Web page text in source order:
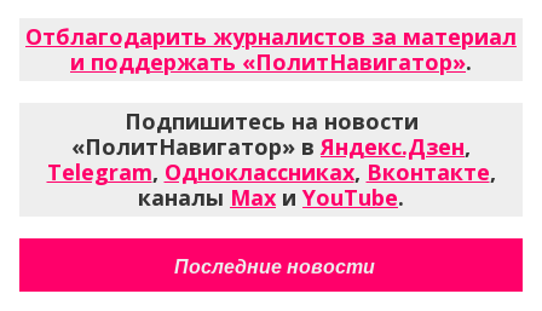
Отблагодарить журналистов за материал
и поддержать «ПолитНавигатор».
Подпишитесь на новости
«ПолитНавигатор» вЯндекс.Дзен,
Telegram, Одноклассниках, Вконтакте,
каналы Max и YouTube.
Последние новости